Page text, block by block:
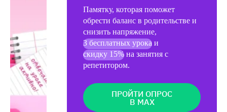
Памятку, которая поможет
обрести баланс в родительстве и
снизить напряжение,
3 бесплатных урока и
скидку 15% на занятия с
репетитором.
ПРОЙТИ ОПРОС
В MAX